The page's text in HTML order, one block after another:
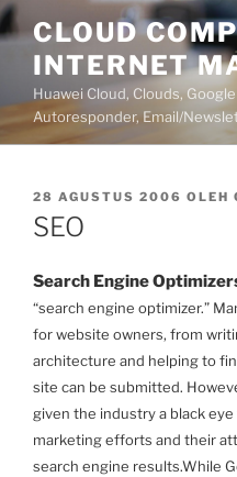
Lompat
ke
konten
CLOUD
INTERNET
Huawei Cloud, Clouds,
Autoresponder, Email/
DIPOSKAN
PADA
28 AGUSTUS 2006 OLEH
SEO
Search Engine
“search engine optimizer.”
for website owners, from
architecture and helping to
site can be submitted.
given the industry a black
marketing efforts and their
search engine results.While